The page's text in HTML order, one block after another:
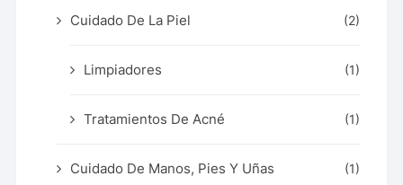
Cuidado De La Piel (2)
Limpiadores (1)
Tratamientos De Acné (1)
Cuidado De Manos, Pies Y Uñas (1)